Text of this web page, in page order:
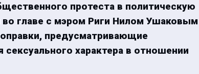
протеста в политическую
во главе с мэром Риги Нилом Ушаковым
предусматривающие
характера в отношении